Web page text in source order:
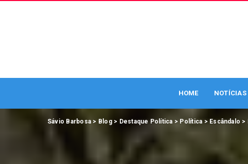
HOME NOTÍCIAS
Sávio Barbosa > Blog> Destaque Política > Política >Escândalo >